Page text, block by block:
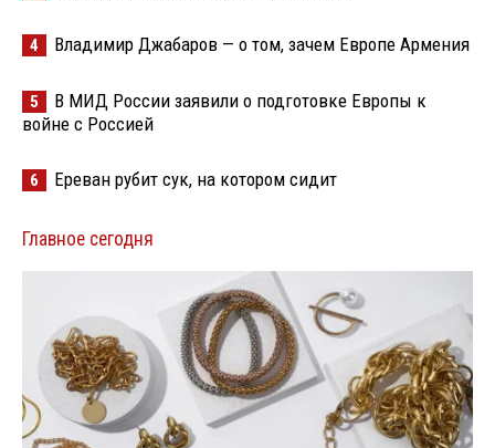
4 Владимир Джабаров — о том, зачем Европе Армения
5
В МИД России заявили о подготовке Европы к
войне с Россией
6 Ереван рубит сук, на котором сидит
Главное сегодня